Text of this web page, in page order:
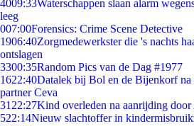
4009:33Waterschappen slaan alarm
leeg
007:00Forensics: Crime Scene Detective
1906:40Zorgmedewerkster die 's nachts
ontslagen
3300:35Random Pics van de Dag #1977
1622:40Datalek bij Bol en de Bijenkorf na
partner Ceva
31 22:27Kind overleden na aanrijding
522:14Nieuw slachtoffer in